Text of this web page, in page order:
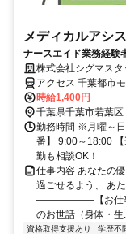
メディカルアシ
ナースエイド業務経験
お仕事です♪
株式会社シグマスタ
アクセス 千葉都市
都市モノレール２号
ール２号線 桜木（
20分、モノレール
時給1,400円
千葉県千葉市若葉区
勤務時間 ※月曜～
番】 9:00～18:00
勤も相談OK！
仕事内容 あなたの
過ごせるよう、 あ
――――――【お仕
のお世話（身体・生...
資格取得支援あり 学歴不